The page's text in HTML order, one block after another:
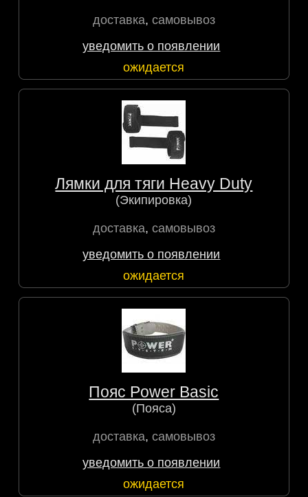
доставка, самовывоз
уведомить о появлении
ожидается
Лямки для тяги Heavy Duty
(Экипировка)
доставка, самовывоз
уведомить о появлении
ожидается
Пояс Power Basic
(Пояса)
доставка, самовывоз
уведомить о появлении
ожидается